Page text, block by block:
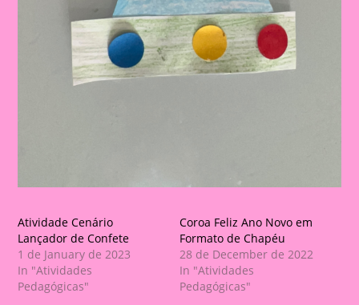
Atividade Cenário
Lançador de Confete
1 de January de 2023
In "Atividades
Pedagógicas"
Coroa Feliz Ano Novo em
Formato de Chapéu
28 de December de 2022
In "Atividades
Pedagógicas"